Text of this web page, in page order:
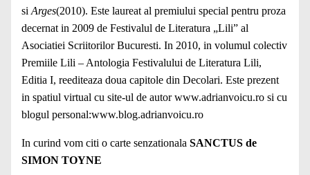
si Arges(2010). Este laureat al premiului special pentru proza
decernat in 2009 de Festivalul de Literatura „Lili” al
Asociatiei Scriitorilor Bucuresti. In 2010, in volumul colectiv
Premiile Lili – Antologia Festivalului de Literatura Lili,
Editia I, reediteaza doua capitole din Decolari. Este prezent
in spatiul virtual cu site-ul de autorwww.adrianvoicu.ro si cu
blogul personal:www.blog.adrianvoicu.ro
In curind vom citi o carte senzationala SANCTUS de
SIMON TOYNE